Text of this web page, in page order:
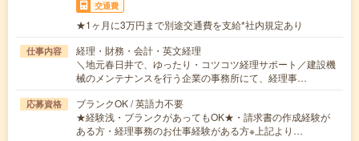
交通費
★1ヶ月に3万円まで別途交通費を支給*社内規定あり
仕事内容
経理・財務・会計・英文経理
＼地元春日井で、ゆったり・コツコツ経理サポート／建設機
械のメンテナンスを行う企業の事務所にて、経理事…
応募資格
ブランクOK / 英語力不要
★経験浅・ブランクがあってもOK★・請求書の作成経験が
ある方・経理事務のお仕事経験がある方※上記より…